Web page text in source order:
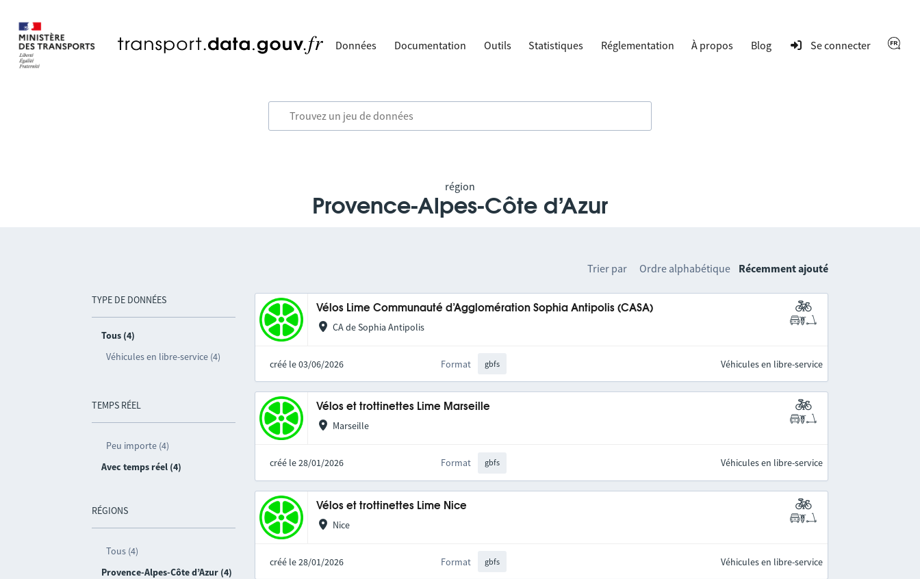
Données Documentation Outils Statistiques Réglementation À propos Blog Se connecter
région
Provence-Alpes-Côte d’Azur
TYPE DE DONNÉES
Tous (4)
Véhicules en libre-service (4)
TEMPS RÉEL
Peu importe (4)
Avec temps réel (4)
RÉGIONS
Tous (4)
Provence-Alpes-Côte d’Azur (4)
Trier par Ordre alphabétique Récemment ajouté
Vélos Lime Communauté d’Agglomération Sophia Antipolis (CASA)
CA de Sophia Antipolis
créé le 03/06/2026 Format gbfs Véhicules en libre-service
Vélos et trottinettes Lime Marseille
Marseille
créé le 28/01/2026 Format gbfs Véhicules en libre-service
Vélos et trottinettes Lime Nice
Nice
créé le 28/01/2026 Format gbfs Véhicules en libre-service